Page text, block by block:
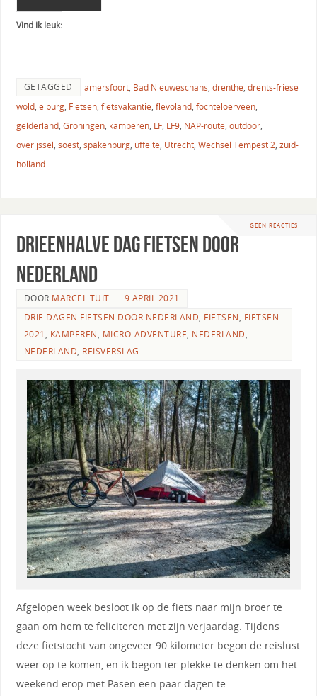
Vind ik leuk:
GETAGGED amersfoort, Bad Nieuweschans, drenthe, drents-friese
wold, elburg, Fietsen, fietsvakantie, flevoland, fochteloerveen,
gelderland, Groningen, kamperen, LF, LF9, NAP-route, outdoor,
overijssel, soest, spakenburg, uffelte, Utrecht, Wechsel Tempest 2, zuid-
holland
GEEN REACTIES
Drieenhalve dag fietsen door
Nederland
DOOR MARCEL TUIT
9 APRIL 2021
DRIE DAGEN FIETSEN DOOR NEDERLAND, FIETSEN, FIETSEN
2021 , KAMPEREN, MICRO-ADVENTURE, NEDERLAND,
NEDERLAND, REISVERSLAG
Afgelopen week besloot ik op de fiets naar mijn broer te
gaan om hem te feliciteren met zijn verjaardag. Tijdens
deze fietstocht van ongeveer 90 kilometer begon de reislust
weer op te komen, en ik begon ter plekke te denken om het
weekend erop met Pasen een paar dagen te…